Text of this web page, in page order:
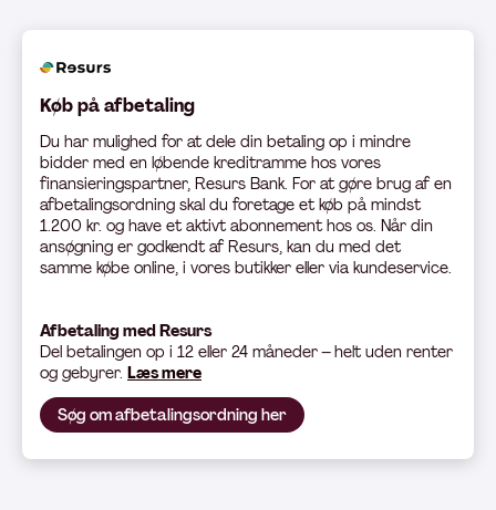
Køb på afbetaling
Du har mulighed for at dele din betaling op i mindre
bidder med en løbende kreditramme hos vores
finansieringspartner, Resurs Bank. For at gøre brug af en
afbetalingsordning skal du foretage et køb på mindst
1.200 kr. og have et aktivt abonnement hos os. Når din
ansøgning er godkendt af Resurs, kan du med det
samme købe online, i vores butikker eller via kundeservice.
Afbetaling med Resurs
Del betalingen op i 12 eller 24 måneder – helt uden renter
og gebyrer. Læs mere
Søg om afbetalingsordning her